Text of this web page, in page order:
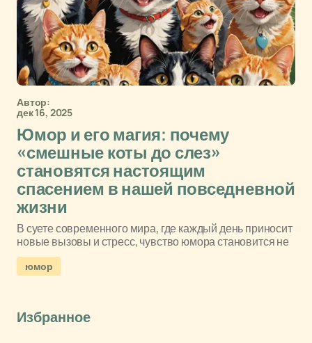
Автор:
дек 16, 2025
Юмор и его магия: почему
«смешные коты до слез»
становятся настоящим
спасением в нашей повседневной
жизни
В суете современного мира, где каждый день приносит
новые вызовы и стресс, чувство юмора становится не
юмор
Избранное